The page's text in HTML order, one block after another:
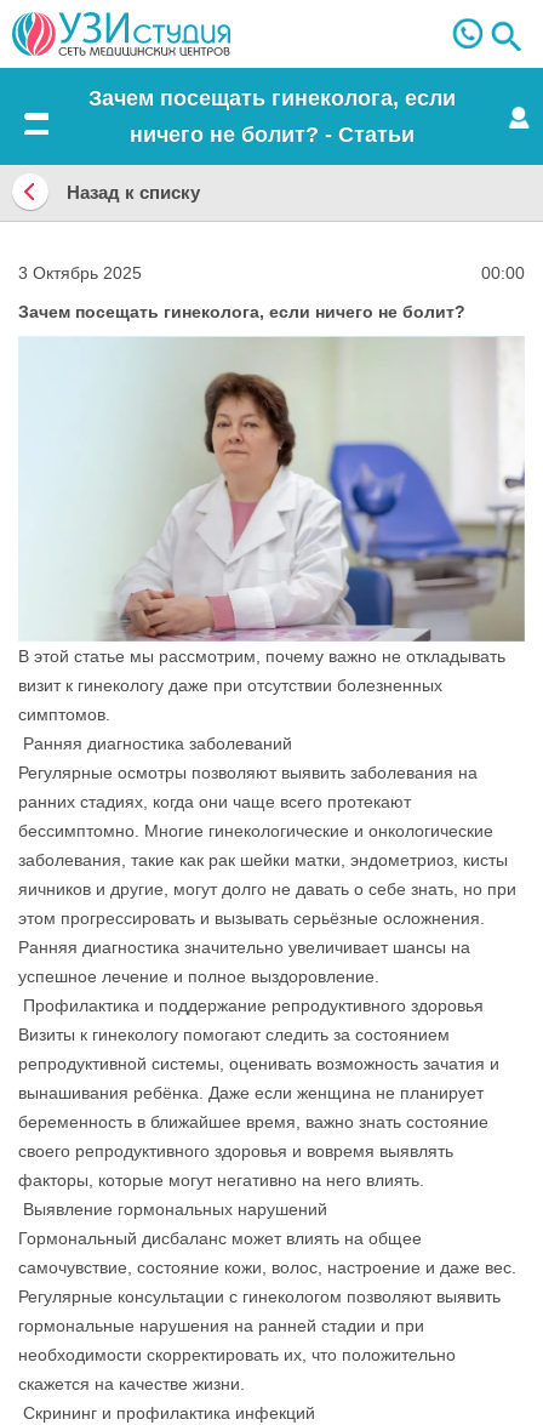
Зачем посещать гинеколога, если
ничего не болит? - Статьи
Назад
к
списку
Назад к списку
3 Октябрь 2025
00:00
Зачем посещать гинеколога, если ничего не болит?
В этой статье мы рассмотрим, почему важно не откладывать
визит к гинекологу даже при отсутствии болезненных
симптомов.
Ранняя диагностика заболеваний
Регулярные осмотры позволяют выявить заболевания на
ранних стадиях, когда они чаще всего протекают
бессимптомно. Многие гинекологические и онкологические
заболевания, такие как рак шейки матки, эндометриоз, кисты
яичников и другие, могут долго не давать о себе знать, но при
этом прогрессировать и вызывать серьёзные осложнения.
Ранняя диагностика значительно увеличивает шансы на
успешное лечение и полное выздоровление.
Профилактика и поддержание репродуктивного здоровья
Визиты к гинекологу помогают следить за состоянием
репродуктивной системы, оценивать возможность зачатия и
вынашивания ребёнка. Даже если женщина не планирует
беременность в ближайшее время, важно знать состояние
своего репродуктивного здоровья и вовремя выявлять
факторы, которые могут негативно на него влиять.
Выявление гормональных нарушений
Гормональный дисбаланс может влиять на общее
самочувствие, состояние кожи, волос, настроение и даже вес.
Регулярные консультации с гинекологом позволяют выявить
гормональные нарушения на ранней стадии и при
необходимости скорректировать их, что положительно
скажется на качестве жизни.
Скрининг и профилактика инфекций